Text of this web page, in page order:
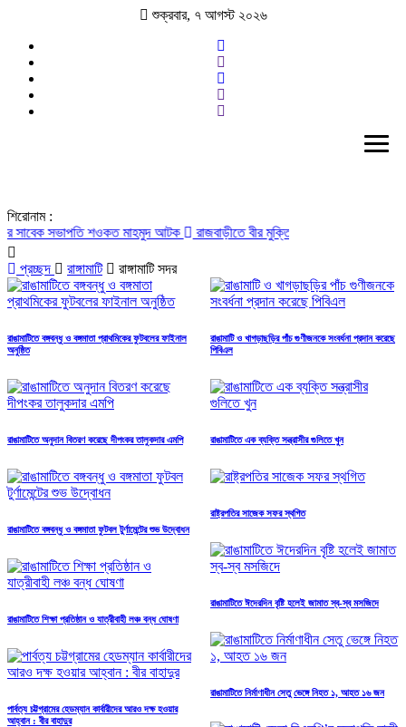
শুক্রবার, ৭ আগস্ট ২০২৬
শিরোনাম :
সভাপতি শওকত মাহমুদ আটক
রাজবাড়ীতে বীর মুক্তিযোদ্ধাদের জন্য সংরক্ষিত
প্রচ্ছদ রাঙ্গামাটি রাঙ্গামাটি সদর
রাঙামাটিতে বঙ্গবন্ধু ও বঙ্গমাতা প্রাথমিকের ফুটবলের ফাইনাল
অনুষ্ঠিত
রাঙামাটিতে অনুদান বিতরণ করেছে দীপংকর তালুকদার এমপি
রাঙামাটিতে বঙ্গবন্ধু ও বঙ্গমাতা ফুটবল টুর্ণামেন্টের শুভ উদ্বোধন
রাঙামাটিতে শিক্ষা প্রতিষ্ঠান ও যাত্রীবাহী লঞ্চ বন্ধ ঘোষণা
পার্বত্য চট্টগ্রামের হেডম্যান কার্বারীদের আরও দক্ষ হওয়ার
আহ্বান : বীর বাহাদুর
রাঙামাটি ও খাগড়াছড়ির পাঁচ গুণীজনকে সংবর্ধনা প্রদান করেছে
পিবিএল
রাঙামা‌টিতে এক ব্য‌ক্তি সন্ত্রাসীর গু‌লিতে খুন
রাষ্ট্রপ‌তির সাজেক সফর স্থ‌গিত
রাঙামাটিতে ঈদেরদিন বৃষ্টি হলেই জামাত স্ব-স্ব মসজিদে
রাঙামাটিতে নির্মাণাধীন সেতু ভেঙ্গে নিহত ১, আহত ১৬ জন